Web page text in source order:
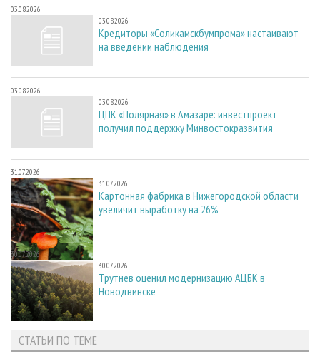
03.08.2026
03.08.2026
Кредиторы «Соликамскбумпрома» настаивают
на введении наблюдения
03.08.2026
03.08.2026
ЦПК «Полярная» в Амазаре: инвестпроект
получил поддержку Минвостокразвития
31.07.2026
31.07.2026
Картонная фабрика в Нижегородской области
увеличит выработку на 26%
30.07.2026
30.07.2026
Трутнев оценил модернизацию АЦБК в
Новодвинске
СТАТЬИ ПО ТЕМЕ